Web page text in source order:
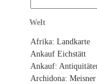
Welt
Afrika: Landkarte
Ankauf Eichstätt
Ankauf:
Archidona: Meisner